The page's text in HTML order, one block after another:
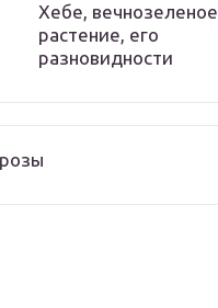
Хебе, вечнозеленое
растение, его
разновидности